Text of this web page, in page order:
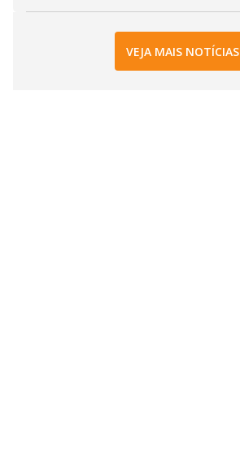
VEJA MAIS NOTÍCIAS